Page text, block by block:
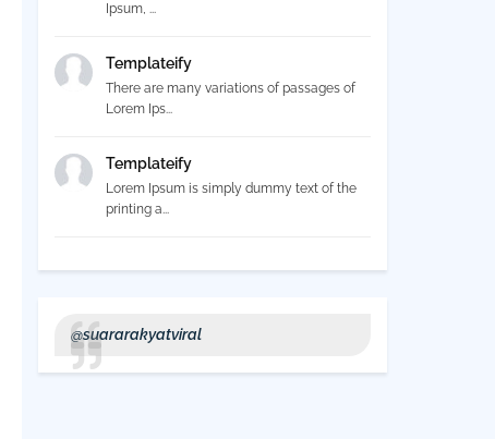
Ipsum, ...
Templateify
There are many variations of passages of
Lorem Ips...
Templateify
Lorem Ipsum is simply dummy text of the
printing a...
@suararakyatviral